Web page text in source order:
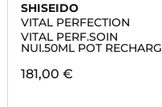
SHISEIDO
VITAL PERFECTION
VITAL PERF.SOIN
NUI.50ML POT RECHARG
181,00 €